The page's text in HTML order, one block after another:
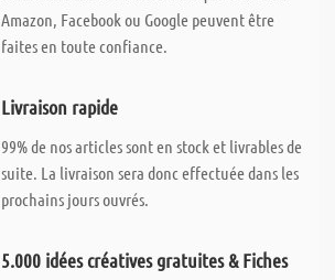
Amazon, Facebook ou Google peuvent être
faites en toute confiance.
Livraison rapide
99% de nos articles sont en stock et livrables de
suite. La livraison sera donc effectuée dans les
prochains jours ouvrés.
5.000 idées créatives gratuites & Fiches